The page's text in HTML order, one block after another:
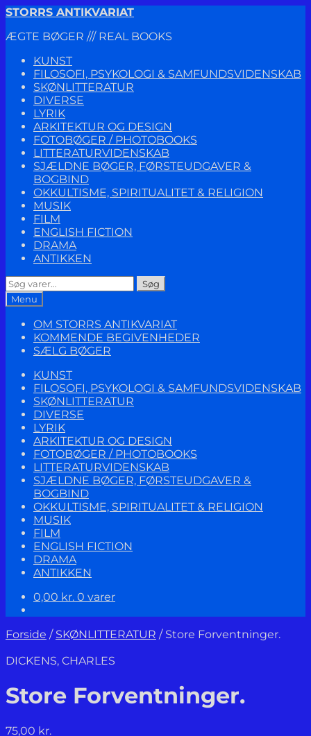
Spring
navigation
Spring
indhold
STORRS ANTIKVARIAT
ÆGTE BØGER /// REAL BOOKS
KUNST
FILOSOFI, PSYKOLOGI & SAMFUNDSVIDENSKAB
SKØNLITTERATUR
DIVERSE
LYRIK
ARKITEKTUR OG DESIGN
FOTOBØGER / PHOTOBOOKS
LITTERATURVIDENSKAB
SJÆLDNE BØGER, FØRSTEUDGAVER &
BOGBIND
OKKULTISME, SPIRITUALITET & RELIGION
MUSIK
FILM
ENGLISH FICTION
DRAMA
ANTIKKEN
Søg
efter:
Søg
Menu
OM STORRS ANTIKVARIAT
KOMMENDE BEGIVENHEDER
SÆLG BØGER
KUNST
FILOSOFI, PSYKOLOGI & SAMFUNDSVIDENSKAB
SKØNLITTERATUR
DIVERSE
LYRIK
ARKITEKTUR OG DESIGN
FOTOBØGER / PHOTOBOOKS
LITTERATURVIDENSKAB
SJÆLDNE BØGER, FØRSTEUDGAVER &
BOGBIND
OKKULTISME, SPIRITUALITET & RELIGION
MUSIK
FILM
ENGLISH FICTION
DRAMA
ANTIKKEN
0,00 kr. 0 varer
Forside / SKØNLITTERATUR / Store Forventninger.
DICKENS, CHARLES
Store Forventninger.
75,00 kr.